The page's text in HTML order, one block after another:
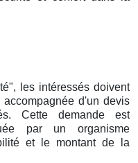
les intéressés doivent
d'un devis
Cette demande est
par un organisme
et le montant de la